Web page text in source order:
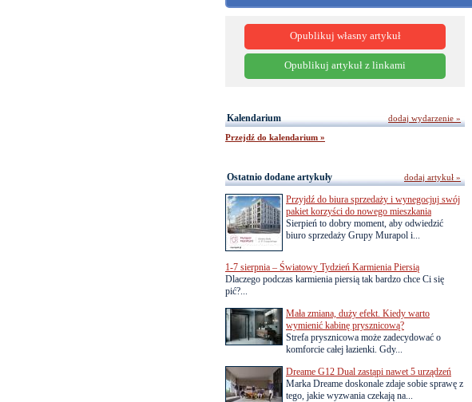
Opublikuj własny artykuł
Opublikuj artykuł z linkami
Kalendarium
Przejdź do kalendarium »
dodaj wydarzenie »
Ostatnio dodane artykuły
Przyjdź do biura sprzedaży i wynegocjuj swój
pakiet korzyści do nowego mieszkania
Sierpień to dobry moment, aby odwiedzić
biuro sprzedaży Grupy Murapol i...
1-7 sierpnia – Światowy Tydzień Karmienia Piersią
Dlaczego podczas karmienia piersią tak bardzo chce Ci się
pić?...
Mała zmiana, duży efekt. Kiedy warto
wymienić kabinę prysznicową?
Strefa prysznicowa może zadecydować o
komforcie całej łazienki. Gdy...
Dreame G12 Dual zastąpi nawet 5 urządzeń
Marka Dreame doskonale zdaje sobie sprawę z
tego, jakie wyzwania czekają na...
dodaj artykuł »